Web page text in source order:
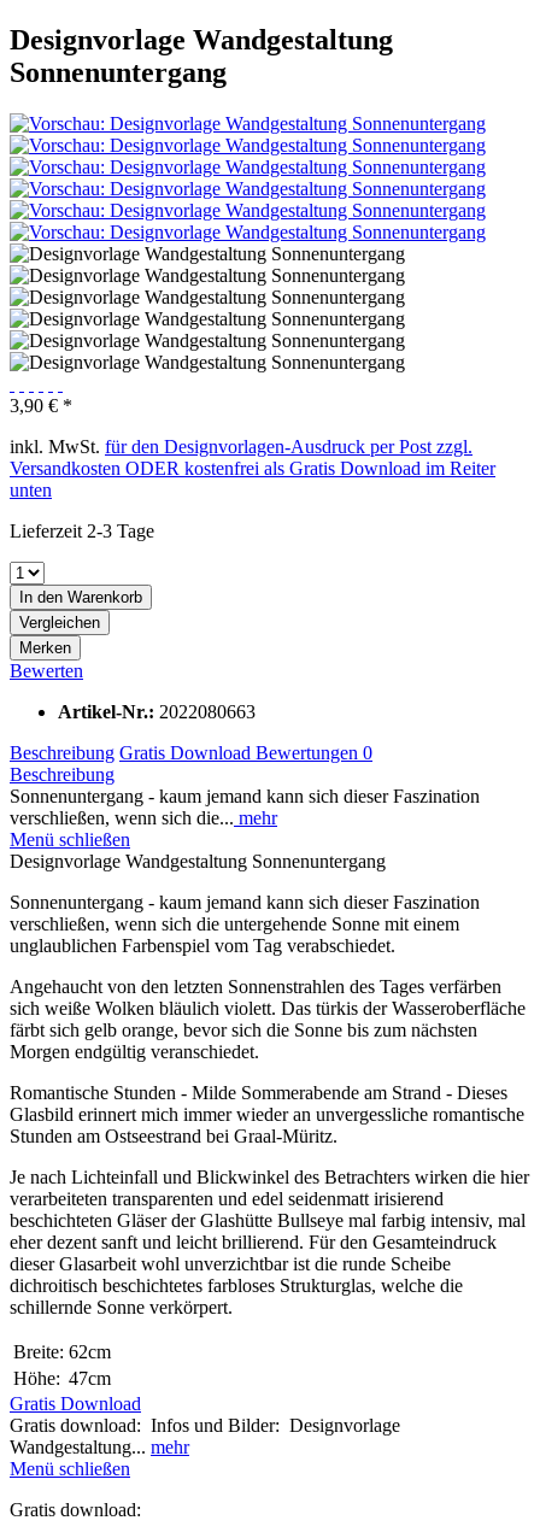
Designvorlage Wandgestaltung
Sonnenuntergang
3,90 € *
inkl. MwSt. für den Designvorlagen-Ausdruck per Post zzgl.
Versandkosten ODER kostenfrei als Gratis Download im Reiter
unten
Lieferzeit 2-3 Tage
In den Warenkorb
Vergleichen
Merken
Bewerten
Artikel-Nr.: 2022080663
Beschreibung Gratis Download Bewertungen 0
Beschreibung
Sonnenuntergang - kaum jemand kann sich dieser Faszination
verschließen, wenn sich die... mehr
Menü schließen
Designvorlage Wandgestaltung Sonnenuntergang
Sonnenuntergang - kaum jemand kann sich dieser Faszination
verschließen, wenn sich die untergehende Sonne mit einem
unglaublichen Farbenspiel vom Tag verabschiedet.
Angehaucht von den letzten Sonnenstrahlen des Tages verfärben
sich weiße Wolken bläulich violett. Das türkis der Wasseroberfläche
färbt sich gelb orange, bevor sich die Sonne bis zum nächsten
Morgen endgültig veranschiedet.
Romantische Stunden - Milde Sommerabende am Strand - Dieses
Glasbild erinnert mich immer wieder an unvergessliche romantische
Stunden am Ostseestrand bei Graal-Müritz.
Je nach Lichteinfall und Blickwinkel des Betrachters wirken die hier
verarbeiteten transparenten und edel seidenmatt irisierend
beschichteten Gläser der Glashütte Bullseye mal farbig intensiv, mal
eher dezent sanft und leicht brillierend. Für den Gesamteindruck
dieser Glasarbeit wohl unverzichtbar ist die runde Scheibe
dichroitisch beschichtetes farbloses Strukturglas, welche die
schillernde Sonne verkörpert.
Breite: 62cm
Höhe: 47cm
Gratis Download
Gratis download: Infos und Bilder: Designvorlage
Wandgestaltung... mehr
Menü schließen
Gratis download: